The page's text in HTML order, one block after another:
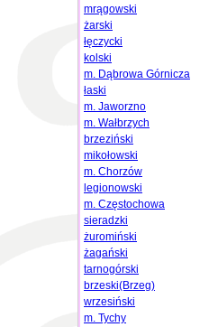
mrągowski
żarski
łęczycki
kolski
m. Dąbrowa Górnicza
łaski
m. Jaworzno
m. Wałbrzych
brzeziński
mikołowski
m. Chorzów
legionowski
m. Częstochowa
sieradzki
żuromiński
żagański
tarnogórski
brzeski(Brzeg)
wrzesiński
m. Tychy